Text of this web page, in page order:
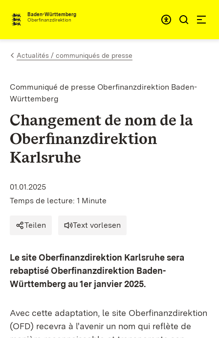
Passer au contenu
Baden-Württemberg
Oberfinanzdirektion
Actualités / communiqués de presse
Communiqué de presse Oberfinanzdirektion Baden-
Württemberg
Changement de nom de la
Oberfinanzdirektion
Karlsruhe
01.01.2025
Temps de lecture: 1 Minute
Teilen Text vorlesen
Le site Oberfinanzdirektion Karlsruhe sera
rebaptisé Oberfinanzdirektion Baden-
Württemberg au 1er janvier 2025.
Avec cette adaptation, le site Oberfinanzdirektion
(OFD) recevra à l'avenir un nom qui reflète de